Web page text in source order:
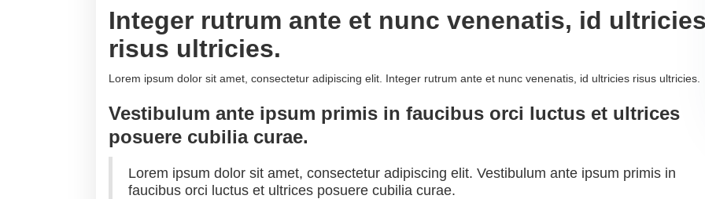
Integer rutrum ante et nunc venenatis, id
risus ultricies.
Lorem ipsum dolor sit amet, consectetur adipiscing elit. Integer rutrum ante et nunc venenatis, id ultricies risus ultricies.
Vestibulum ante ipsum primis in faucibus orci luctus et ultrices
posuere cubilia curae.
Lorem ipsum dolor sit amet, consectetur adipiscing elit. Vestibulum ante ipsum primis in
faucibus orci luctus et ultrices posuere cubilia curae.